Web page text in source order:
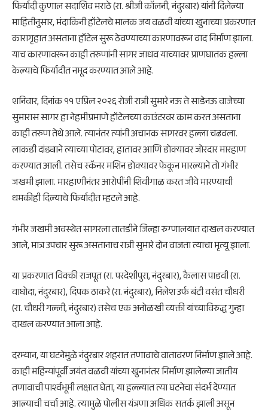
फिर्यादी कुणाल सदाशिव मराठे (रा. श्रीजी कॉलनी, नंदुरबार) यांनी दिलेल्या
माहितीनुसार, मंदाकिनी हॉटेलचे मालक जय वळवी यांच्या खुनाच्या प्रकरणात
कारागृहात असताना हॉटेल सुरू ठेवण्याच्या कारणावरून वाद निर्माण झाला.
याच कारणावरून काही तरुणांनी सागर जाधव याच्यावर प्राणघातक हल्ला
केल्याचे फिर्यादीत नमूद करण्यात आले आहे.
शनिवार, दिनांक ११ एप्रिल २०२६ रोजी रात्री सुमारे नऊ ते साडेनऊ वाजेच्या
सुमारास सागर हा नेहमीप्रमाणे हॉटेलच्या काउंटरवर काम करत असताना
काही तरुण तेथे आले. त्यानंतर त्यांनी अचानक सागरवर हल्ला चढवला.
लाकडी दांड्याने त्याच्या पोटावर, हातावर आणि डोक्यावर जोरदार मारहाण
करण्यात आली. तसेच स्कॅनर मशिन डोक्यावर फेकून मारल्याने तो गंभीर
जखमी झाला. मारहाणीनंतर आरोपींनी शिवीगाळ करत जीवे मारण्याची
धमकीही दिल्याचे फिर्यादीत म्हटले आहे.
गंभीर जखमी अवस्थेत सागरला तातडीने जिल्हा रुग्णालयात दाखल करण्यात
आले, मात्र उपचार सुरू असतानाच रात्री सुमारे दोन वाजता त्याचा मृत्यू झाला.
या प्रकरणात विक्की राजपूत (रा. परदेशीपुरा, नंदुरबार), कैलास पाडवी (रा.
वाघोदा, नंदुरबार), दिपक ठाकरे (रा. नंदुरबार), निलेश उर्फ बंटी वसंत चौधरी
(रा. चौधरी गल्ली, नंदुरबार) तसेच एक अनोळखी व्यक्ती यांच्याविरुद्ध गुन्हा
दाखल करण्यात आला आहे.
दरम्यान, या घटनेमुळे नंदुरबार शहरात तणावाचे वातावरण निर्माण झाले आहे.
काही महिन्यांपूर्वी जयंत वळवी यांच्या खुनानंतर निर्माण झालेल्या जातीय
तणावाची पार्श्वभूमी लक्षात घेता, या हल्ल्यात त्या घटनेचा संदर्भ देण्यात
आल्याची चर्चा आहे. त्यामुळे पोलीस यंत्रणा अधिक सतर्क झाली असून